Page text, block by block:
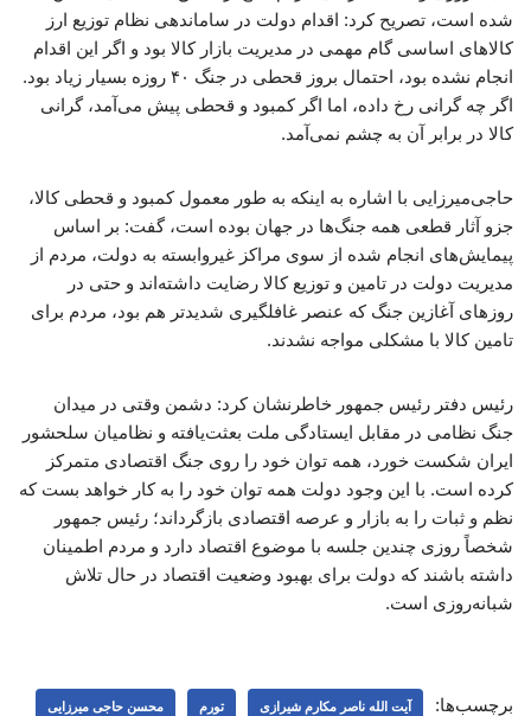
شده است، تصریح کرد: اقدام دولت در ساماندهی نظام توزیع ارز
کالاهای اساسی گام مهمی در مدیریت بازار کالا بود و اگر این اقدام
انجام نشده بود، احتمال بروز قحطی در جنگ ۴۰ روزه بسیار زیاد بود.
اگر چه گرانی رخ داده، اما اگر کمبود و قحطی پیش می‌آمد، گرانی
کالا در برابر آن به چشم نمی‌آمد.
حاجی‌میرزایی با اشاره به اینکه به طور معمول کمبود و قحطی کالا،
جزو آثار قطعی همه جنگ‌ها در جهان بوده است، گفت: بر اساس
پیمایش‌های انجام شده از سوی مراکز غیروابسته به دولت، مردم از
مدیریت دولت در تامین و توزیع کالا رضایت داشته‌اند و حتی در
روزهای آغازین جنگ که عنصر غافلگیری شدیدتر هم بود، مردم برای
تامین کالا با مشکلی مواجه نشدند.
رئیس دفتر رئیس جمهور خاطرنشان کرد: دشمن وقتی در میدان
جنگ نظامی در مقابل ایستادگی ملت بعثت‌یافته و نظامیان سلحشور
ایران شکست خورد، همه توان خود را روی جنگ اقتصادی متمرکز
کرده است. با این وجود دولت همه توان خود را به کار خواهد بست که
نظم و ثبات را به بازار و عرصه اقتصادی بازگرداند؛ رئیس جمهور
شخصاً روزی چندین جلسه با موضوع اقتصاد دارد و مردم اطمینان
داشته باشند که دولت برای بهبود وضعیت اقتصاد در حال تلاش
شبانه‌روزی است.
برچسب‌ها: آیت الله ناصر مکارم شیرازی تورم محسن حاجی میرزایی